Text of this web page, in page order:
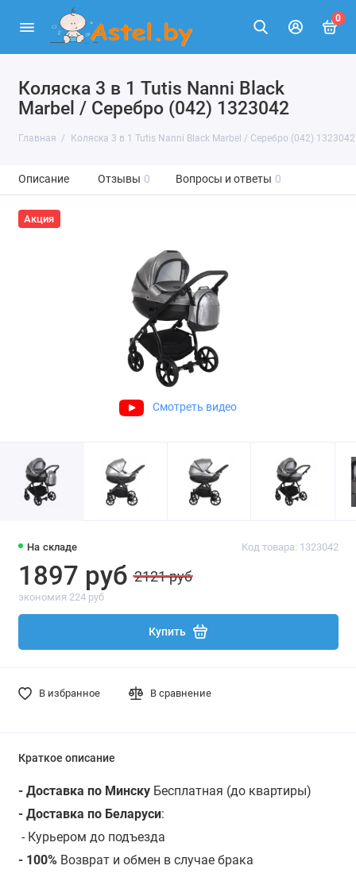
0
Коляска 3 в 1 Tutis Nanni Black
Marbel / Серебро (042) 1323042
Главная Коляска 3 в 1 Tutis Nanni Black Marbel / Серебро (042) 1323042
Описание Отзывы 0 Вопросы и ответы 0
Акция
Смотреть видео
На складе Код товара: 1323042
1897 руб 2121 руб
экономия 224 руб
Купить
В избранное В сравнение
Краткое описание
- Доставка по МинскуБесплатная (до квартиры)
- Доставка по Беларуси:
- Курьером до подъезда
- 100% Возврат и обмен в случае брака